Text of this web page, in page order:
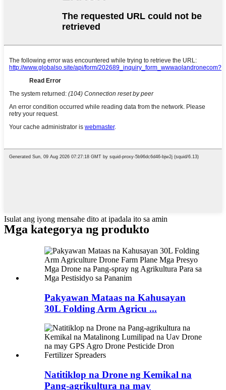
Isulat ang iyong mensahe dito at ipadala ito sa amin
Mga kategorya ng produkto
Pakyawan Mataas na Kahusayan
30L Folding Arm Agricu ...
Natitiklop na Drone ng Kemikal na
Pang-agrikultura na may